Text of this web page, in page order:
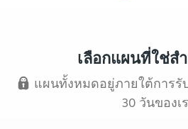
เลือกแผนที่ใช่
แผนทั้งหมดอยู่ภายใต้การรั
30 วันของเ